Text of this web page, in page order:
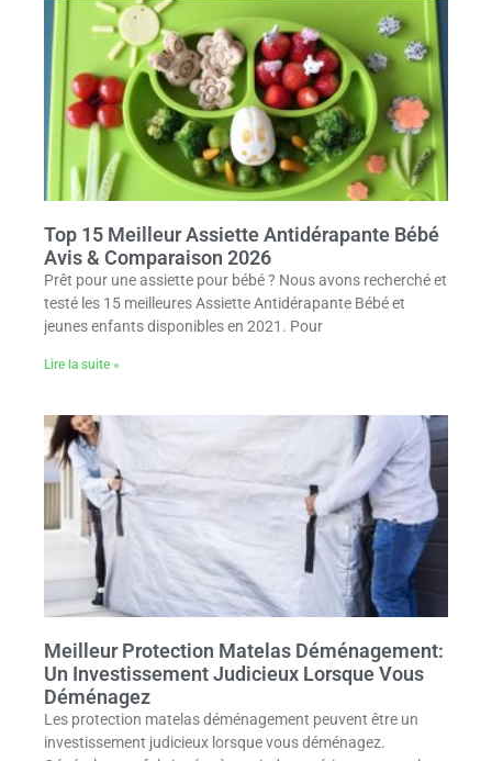
Top 15 Meilleur Assiette Antidérapante Bébé
Avis & Comparaison 2026
Prêt pour une assiette pour bébé ? Nous avons recherché et
testé les 15 meilleures Assiette Antidérapante Bébé et
jeunes enfants disponibles en 2021. Pour
Lire la suite »
Meilleur Protection Matelas Déménagement:
Un Investissement Judicieux Lorsque Vous
Déménagez
Les protection matelas déménagement peuvent être un
investissement judicieux lorsque vous déménagez.